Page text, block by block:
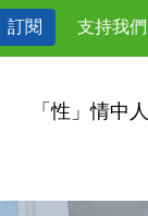
訂閱 支持我們
「性」情中人